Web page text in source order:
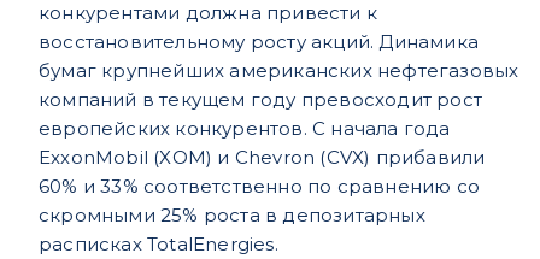
конкурентами должна привести к
восстановительному росту акций. Динамика
бумаг крупнейших американских нефтегазовых
компаний в текущем году превосходит рост
европейских конкурентов. С начала года
ExxonMobil (XOM) и Chevron (CVX) прибавили
60% и 33% соответственно по сравнению со
скромными 25% роста в депозитарных
расписках TotalEnergies.